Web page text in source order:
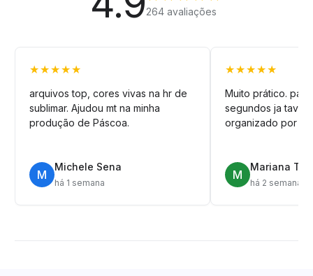
264 avaliações
★★★★★
arquivos top, cores vivas na hr de
sublimar. Ajudou mt na minha
produção de Páscoa.
M
Michele Sena
há 1 semana
★★★★★
Muito prático.
segundos ja tava
organizado por
M
Mariana T.
há 2 semanas